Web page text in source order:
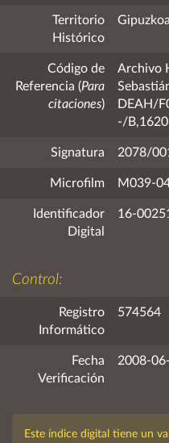
Territorio
Histórico
Gipuzkoa
Código de
Referencia (Para
citaciones)
Archivo
DEAH/
-/
Signatura 2078/
Microfilm M039-
Identificador
Digital
16-
Control:
Registro
Informático
574564
Fecha
Verificación
2008-
Este índice digital tiene un